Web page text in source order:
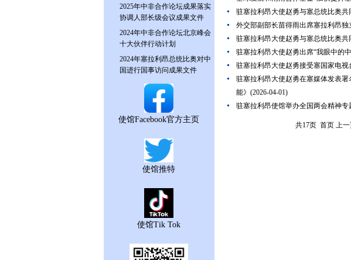
2025年中非合作论坛成果落实
协调人部长级会议成果文件
2024年中非合作论坛北京峰会
十大伙伴行动计划
2024年塞拉利昂总统比奥对中
国进行国事访问成果文件
使馆Facebook官方主页
使馆推特
使馆Tik Tok
驻塞拉利昂大使赵勇与塞总统比奥
外交部副部长苗得雨出席塞拉利昂独
驻塞拉利昂大使赵勇与塞总统比奥
驻塞拉利昂大使赵勇出席“我眼中的
驻塞拉利昂大使赵勇接受塞国家电视
驻塞拉利昂大使赵勇在塞媒体发表
能》 (2026-04-01)
驻塞拉利昂使馆举办全国两会精神专
共17页 首页 上一